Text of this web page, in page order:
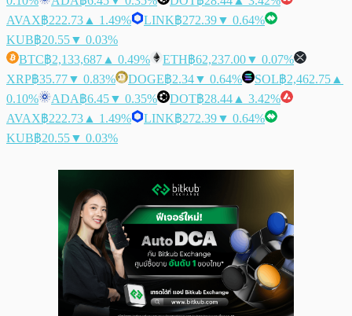
AVAX฿222.73 ▲ 1.49% LINK฿272.39▼ 0.64%
KUB฿20.55▼ 0.03%
BTC฿2,133,687 ▲ 0.49% ETH฿62,237.00▼ 0.07%
XRP฿35.77▼ 0.83% DOGE฿2.34▼ 0.64% SOL฿2,462.75 ▲
0.10%
ADA฿6.45▼ 0.35% DOT฿28.44 ▲ 3.42%
AVAX฿222.73 ▲ 1.49% LINK฿272.39▼ 0.64%
KUB฿20.55▼ 0.03%